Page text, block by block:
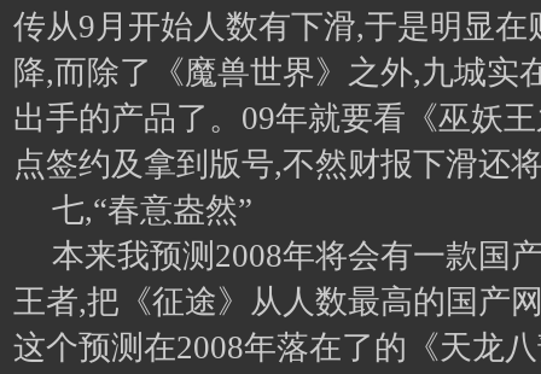
传从9月开始人数有下滑,于是明显在
降,而除了《魔兽世界》之外,九城实
出手的产品了。09年就要看《巫妖
点签约及拿到版号,不然财报下滑还
七,“春意盎然”
本来我预测2008年将会有一款国
王者,把《征途》从人数最高的国产
这个预测在2008年落在了的《天龙